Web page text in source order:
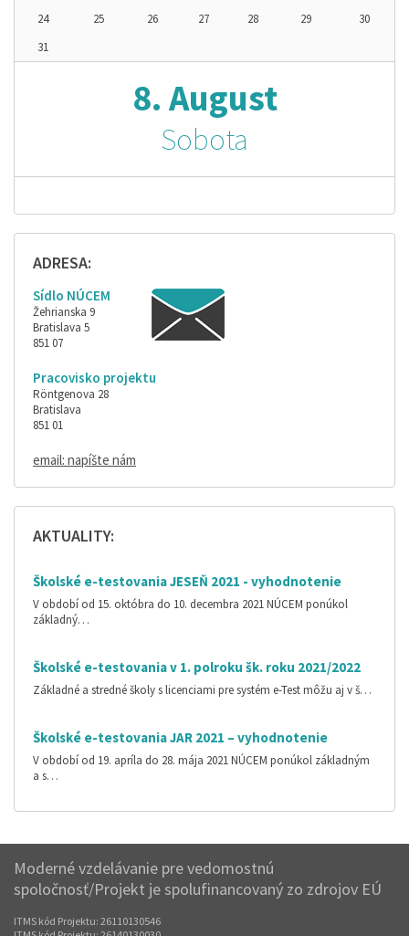
24
25 26 27 28 29
30
31
8. August
Sobota
ADRESA:
Sídlo NÚCEM
Žehrianska 9
Bratislava 5
851 07
Pracovisko projektu
Röntgenova 28
Bratislava
851 01
email: napíšte nám
AKTUALITY:
Školské e-testovania JESEŇ 2021 - vyhodnotenie
V období od 15. októbra do 10. decembra 2021 NÚCEM ponúkol
základný…
Školské e-testovania v 1. polroku šk. roku 2021/2022
Základné a stredné školy s licenciami pre systém e-Test môžu aj v š…
Školské e-testovania JAR 2021 – vyhodnotenie
V období od 19. apríla do 28. mája 2021 NÚCEM ponúkol základným
a s…
Moderné vzdelávanie pre vedomostnú
spoločnosť/Projekt je spolufinancovaný zo zdrojov EÚ
ITMS kód Projektu: 26110130546